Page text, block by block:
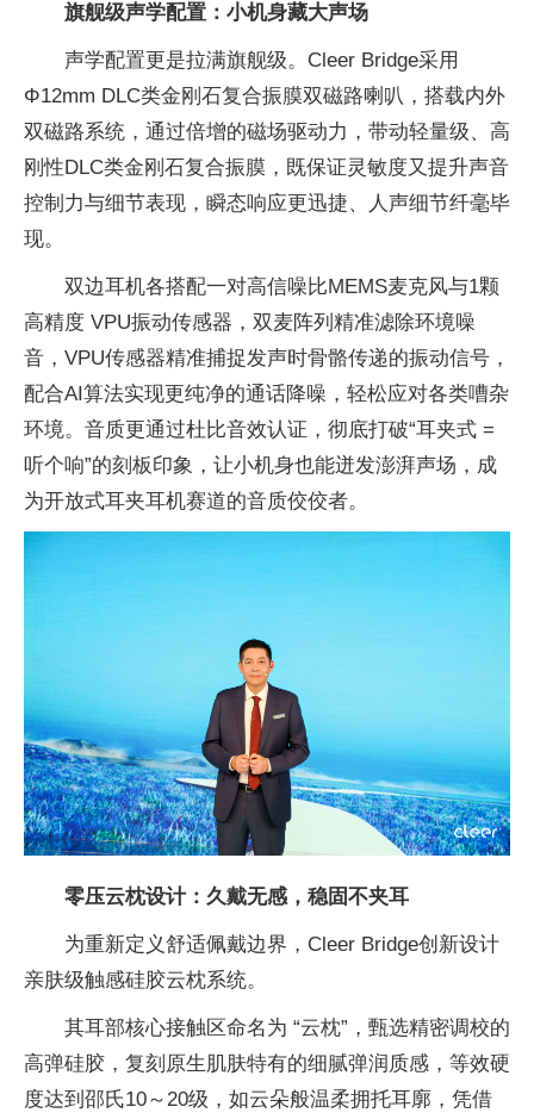
旗舰级声学配置：小机身藏大声场
声学配置更是拉满旗舰级。Cleer Bridge采用
Φ12mm DLC类金刚石复合振膜双磁路喇叭，搭载内外
双磁路系统，通过倍增的磁场驱动力，带动轻量级、高
刚性DLC类金刚石复合振膜，既保证灵敏度又提升声音
控制力与细节表现，瞬态响应更迅捷、人声细节纤毫毕
现。
双边耳机各搭配一对高信噪比MEMS麦克风与1颗
高精度 VPU振动传感器，双麦阵列精准滤除环境噪
音，VPU传感器精准捕捉发声时骨骼传递的振动信号，
配合AI算法实现更纯净的通话降噪，轻松应对各类嘈杂
环境。音质更通过杜比音效认证，彻底打破“耳夹式 =
听个响”的刻板印象，让小机身也能迸发澎湃声场，成
为开放式耳夹耳机赛道的音质佼佼者。
零压云枕设计：久戴无感，稳固不夹耳
为重新定义舒适佩戴边界，Cleer Bridge创新设计
亲肤级触感硅胶云枕系统。
其耳部核心接触区命名为 “云枕”，甄选精密调校的
高弹硅胶，复刻原生肌肤特有的细腻弹润质感，等效硬
度达到邵氏10～20级，如云朵般温柔拥托耳廓，凭借